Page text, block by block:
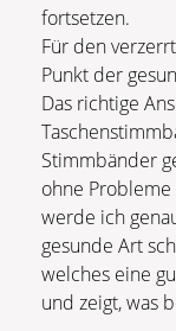
fortsetzen.
Für den
Punkt der
Das richtige
Stimmbänder
ohne
werde ich
gesunde Art
welches eine
und zeigt, was